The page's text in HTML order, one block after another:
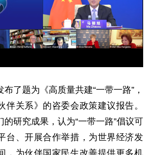
布了题为《高质量共建“一带一路”，
伴关系》的咨委会政策建议报告。
的研究成果，认为“一带一路”倡议可
台、开展合作举措，为世界经济发
，为伙伴国家民生改善提供更多机